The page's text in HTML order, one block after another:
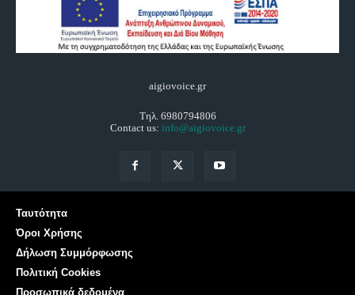
aigiovoice.gr
Τηλ. 6980794806
Contact us: info@aigiovoice.gr
Ταυτότητα
Όροι Χρήσης
Δήλωση Συμμόρφωσης
Πολιτική Cookies
Προσωπικά δεδομένα